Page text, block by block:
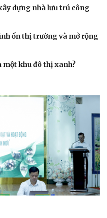
dựng nhà lưu trú công
ổn thị trường và mở rộng
một khu đô thị xanh?